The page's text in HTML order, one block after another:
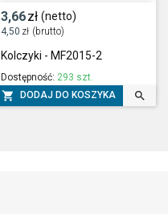
3,66zł (netto)
4,50 zł (brutto)
Kolczyki - MF2015-2
Dostępność: 293 szt.
 DODAJ DO KOSZYKA 